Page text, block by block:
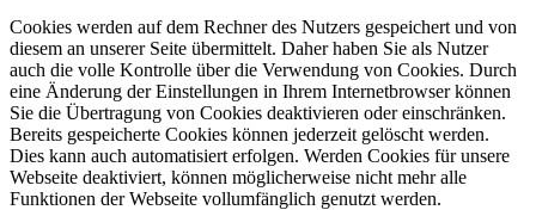
Cookies werden auf dem Rechner des Nutzers gespeichert und von
diesem an unserer Seite übermittelt. Daher haben Sie als Nutzer
auch die volle Kontrolle über die Verwendung von Cookies. Durch
eine Änderung der Einstellungen in Ihrem Internetbrowser können
Sie die Übertragung von Cookies deaktivieren oder einschränken.
Bereits gespeicherte Cookies können jederzeit gelöscht werden.
Dies kann auch automatisiert erfolgen. Werden Cookies für unsere
Webseite deaktiviert, können möglicherweise nicht mehr alle
Funktionen der Webseite vollumfänglich genutzt werden.